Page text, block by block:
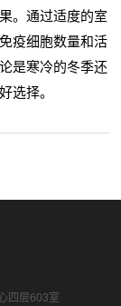
。通过适度的室
疫细胞数量和活
是寒冷的冬季还
选择。
四层603室